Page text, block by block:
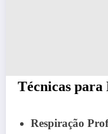
Técnicas
Respiração